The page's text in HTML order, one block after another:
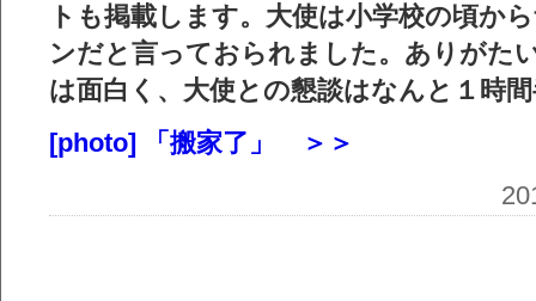
トも掲載します。大使は小学校の頃か
ンだと言っておられました。ありがた
は面白く、大使との懇談はなんと１時
[photo] 「搬家了」 ＞＞